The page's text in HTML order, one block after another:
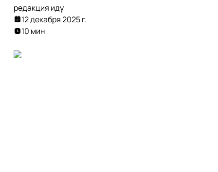
редакция иду
12 декабря 2025 г.
10 мин